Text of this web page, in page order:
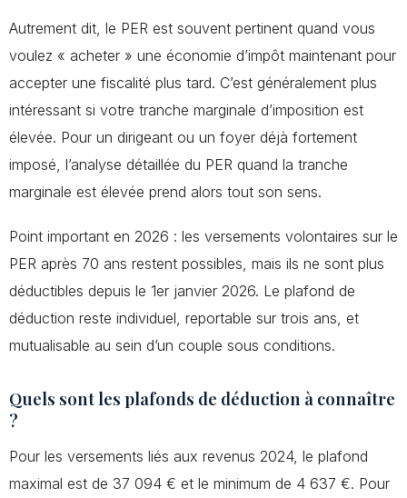
Autrement dit, le PER est souvent pertinent quand vous
voulez « acheter » une économie d’impôt maintenant pour
accepter une fiscalité plus tard. C’est généralement plus
intéressant si votre tranche marginale d’imposition est
élevée. Pour un dirigeant ou un foyer déjà fortement
imposé, l’analyse détaillée du PER quand la tranche
marginale est élevée prend alors tout son sens.
Point important en 2026 : les versements volontaires sur le
PER après 70 ans restent possibles, mais ils ne sont plus
déductibles depuis le 1er janvier 2026. Le plafond de
déduction reste individuel, reportable sur trois ans, et
mutualisable au sein d’un couple sous conditions.
Quels sont les plafonds de déduction à connaître
?
Pour les versements liés aux revenus 2024, le plafond
maximal est de 37 094 € et le minimum de 4 637 €. Pour